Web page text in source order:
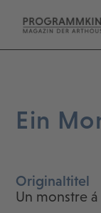
Ein
Originaltitel
Un monstre á